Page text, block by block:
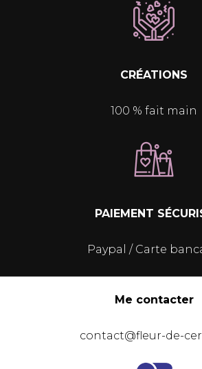
CRÉATIONS
100 % fait main
PAIEMENT
Paypal / Carte
Me contacter
contact@fleur-de-